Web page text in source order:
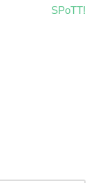
SPoTT!